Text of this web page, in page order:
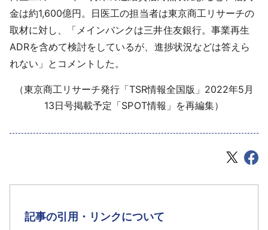
金は約1,600億円。日医工の担当者は東京商工リサーチの
取材に対し、「メインバンクは三井住友銀行。事業再生
ADRを含めて検討をしているが、進捗状況などは答えら
れない」とコメントした。
（東京商工リサーチ発行「TSR情報全国版」2022年5月
13日号掲載予定「SPOT情報」を再編集）
記事の引用・リンクについて